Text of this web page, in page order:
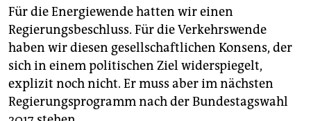
Für die Energiewende hatten wir einen
Regierungsbeschluss. Für die Verkehrswende
haben wir diesen gesellschaftlichen Konsens, der
sich in einem politischen Ziel widerspiegelt,
explizit noch nicht. Er muss aber im nächsten
Regierungsprogramm nach der Bundestagswahl